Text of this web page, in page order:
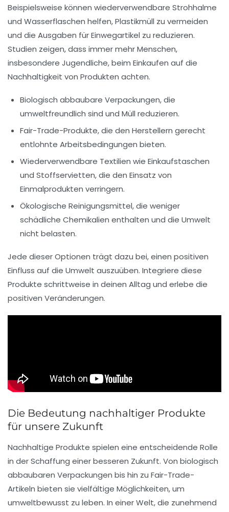
Beispielsweise können wiederverwendbare Strohhalme
und Wasserflaschen helfen, Plastikmüll zu vermeiden
und die Ausgaben für Einwegartikel zu reduzieren.
Studien zeigen, dass immer mehr Menschen,
insbesondere Jugendliche, beim Einkaufen auf die
Nachhaltigkeit von Produkten achten.
Biologisch abbaubare Verpackungen, die
umweltfreundlich sind und Müll reduzieren.
Fair-Trade-Produkte, die den Herstellern gerecht
entlohnte Arbeitsbedingungen bieten.
Wiederverwendbare Textilien wie Einkaufstaschen
und Stoffservietten, die den Einsatz von
Einmalprodukten verringern.
Ökologische Reinigungsmittel, die weniger
schädliche Chemikalien enthalten und die Umwelt
nicht belasten.
Jede dieser Optionen trägt dazu bei, einen positiven
Einfluss auf die Umwelt auszuüben. Integriere diese
Produkte schrittweise in deinen Alltag und erlebe die
positiven Veränderungen.
Die Bedeutung nachhaltiger Produkte
für unsere Zukunft
Nachhaltige Produkte spielen eine entscheidende Rolle
in derSchaffung einer besseren Zukunft. Von biologisch
abbaubaren Verpackungen bis hin zu Fair-Trade-
Artikeln bieten sie vielfältige Möglichkeiten, um
umweltbewusst zu leben. In einer Welt, die zunehmend